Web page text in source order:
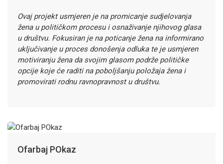
Ovaj projekt usmjeren je na promicanje sudjelovanja
žena u političkom procesu i osnaživanje njihovog glasa
u društvu. Fokusiran je na poticanje žena na informirano
uključivanje u proces donošenja odluka te je usmjeren
motiviranju žena da svojim glasom podrže političke
opcije koje će raditi na poboljšanju položaja žena i
promovirati rodnu ravnopravnost u društvu.
Ofarbaj POkaz